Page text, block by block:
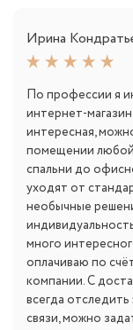
Ирина
По профессии я
интернет-
интересная,
помещении
спальни до
уходят от
необычные
много
оплачиваю по
компании. С
всегда
связи, можно